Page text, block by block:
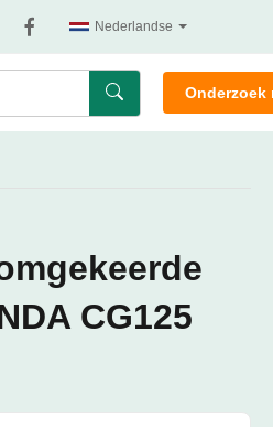
Nederlandse
Onderzoek
CG125